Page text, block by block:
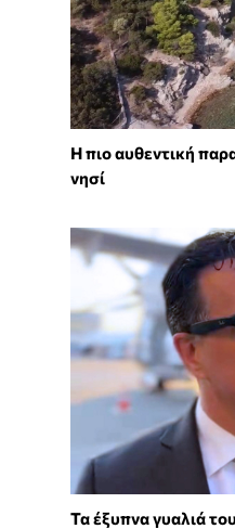
Η πιο αυθεντική
νησί
Τα έξυπνα γυαλιά